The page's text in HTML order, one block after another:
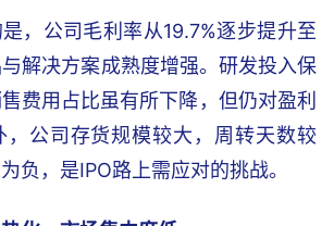
，公司毛利率从19.7%逐步提升至
解决方案成熟度增强。研发投入保
费用占比虽有所下降，但仍对盈利
，公司存货规模较大，周转天数较
负，是IPO路上需应对的挑战。